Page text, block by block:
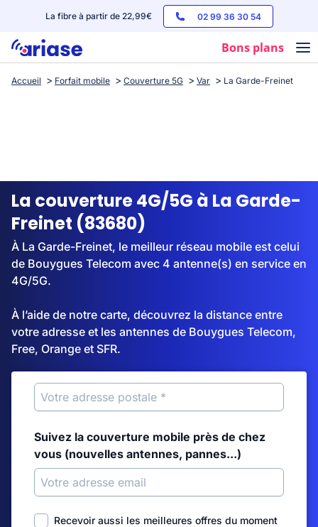
La fibre à partir de 22,99€ 02 99 36 30 54
Bons plans
Box internet
Streaming
Accueil Forfait mobile Couverture 5G Var La Garde-Freinet
La couverture 4G/5G à La Garde-
Freinet (83680)
À La Garde-Freinet, le meilleur réseau mobile est celui
de Bouygues Telecom avec 4 antenne(s) en service en
4G/5G.
À l’aide de notre carte, découvrez la distance entre
votre adresse et les antennes de Bouygues Telecom,
Free, Orange et SFR.
Suivez la couverture mobile près de chez
vous (nouvelles antennes, pannes...)
Recevoir aussi les meilleures offres du moment